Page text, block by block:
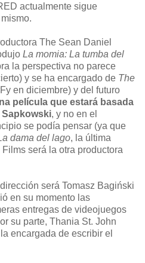
actualmente sigue
The Sean Daniel
La momia: La tumba del
la perspectiva no parece
y se ha encargado de The
en diciembre) y del futuro
película que estará basada
Sapkowski, y no en el
se podía pensar (ya que
dama del lago, la última
será la otra productora
será Tomasz Bagiński
en su momento las
entregas de videojuegos
su parte, Thania St. John
encargada de escribir el